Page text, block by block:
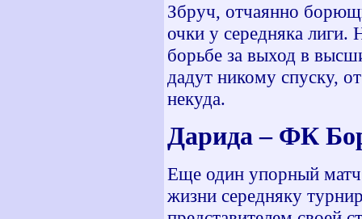
Збруч, отчаянно
очки у середняка лиги.
борьбе за выход в
дадут никому спуску,
некуда.
Дарида – ФК
Еще один упорный матч
жизни середняку